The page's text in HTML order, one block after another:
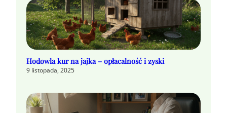
Hodowla kur na jajka – opłacalność i zyski
9 listopada, 2025